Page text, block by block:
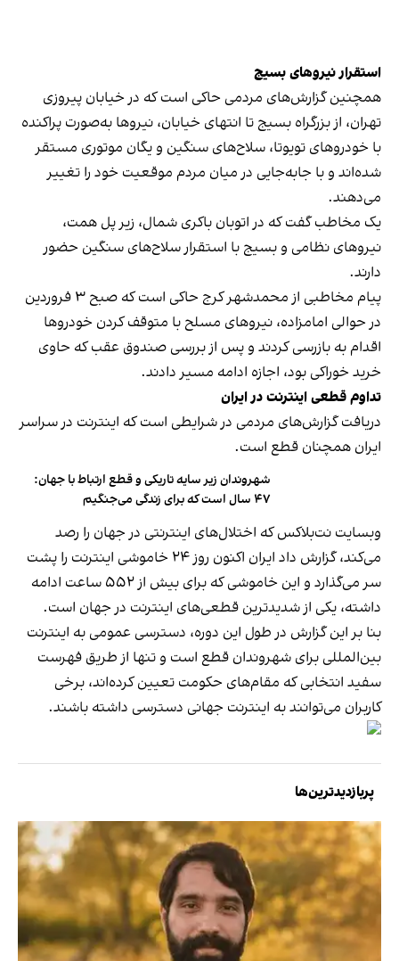
استقرار نیروهای بسیج
همچنین گزارش‌های مردمی حاکی است که در خیابان پیروزی
تهران، از بزرگراه بسیج تا انتهای خیابان، نیروها به‌صورت پراکنده
با خودروهای تویوتا، سلاح‌های سنگین و یگان موتوری مستقر
شده‌اند و با جابه‌جایی در میان مردم موقعیت خود را تغییر
می‌دهند.
یک مخاطب گفت که در اتوبان باکری شمال، زیر پل همت،
نیروهای نظامی و بسیج با استقرار سلاح‌های سنگین حضور
دارند.
پیام مخاطبی از محمدشهر کرج حاکی است که صبح ۳ فروردین
در حوالی امامزاده، نیروهای مسلح با متوقف کردن خودروها
اقدام به بازرسی کردند و پس از بررسی صندوق عقب که حاوی
خرید خوراکی بود، اجازه ادامه مسیر دادند.
تداوم قطعی اینترنت در ایران
دریافت گزارش‌های مردمی در شرایطی است که اینترنت در سراسر
ایران همچنان قطع است.
شهروندان زیر سایه تاریکی و قطع ارتباط با جهان:
۴۷ سال است که برای زندگی می‌جنگیم
وبسایت نت‌بلاکس که اختلال‌های اینترنتی در جهان را رصد
می‌کند، گزارش داد ایران اکنون روز ۲۴ خاموشی اینترنت را پشت
سر می‌گذارد و این خاموشی که برای بیش از ۵۵۲ ساعت ادامه
داشته، یکی از شدیدترین قطعی‌های اینترنت در جهان است.
بنا بر این گزارش در طول این دوره، دسترسی عمومی به اینترنت
بین‌المللی برای شهروندان قطع است و تنها از طریق فهرست
سفید انتخابی که مقام‌های حکومت تعیین کرده‌اند، برخی
کاربران می‌توانند به اینترنت جهانی دسترسی داشته باشند.
پربازدیدترین‌ها